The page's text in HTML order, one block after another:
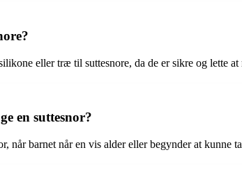
eller træ til suttesnore, da de er sikre og lette at
en suttesnor?
når barnet når en vis alder eller begynder at kunne